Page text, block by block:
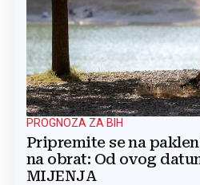
PROGNOZA ZA BIH
Pripremite se na
na obrat: Od ovog
MIJENJA